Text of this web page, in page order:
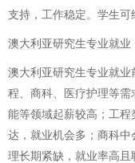
支持，工作稳定。学生可
澳大利亚研究生专业就业
澳大利亚研究生专业就
程、商科、医疗护理等
能等领域起薪较高；工
达，就业机会多；商科
理长期紧缺，就业率高